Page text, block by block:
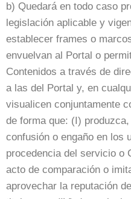
b) Quedará en todo caso
legislación aplicable y
establecer frames o
envuelvan al Portal o
Contenidos a través de
a las del Portal y, en
visualicen conjuntamente
de forma que: (I)
confusión o engaño en los
procedencia del servicio o
acto de comparación o
aprovechar la reputación